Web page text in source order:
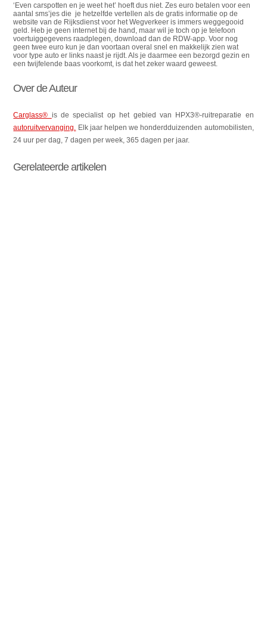
‘Even carspotten en je weet het’ hoeft dus niet. Zes euro betalen voor een
aantal sms’jes die je hetzelfde vertellen als de gratis informatie op de
website van de Rijksdienst voor het Wegverkeer is immers weggegooid
geld. Heb je geen internet bij de hand, maar wil je toch op je telefoon
voertuiggegevens raadplegen, download dan de RDW-app. Voor nog
geen twee euro kun je dan voortaan overal snel en makkelijk zien wat
voor type auto er links naast je rijdt. Als je daarmee een bezorgd gezin en
een twijfelende baas voorkomt, is dat het zeker waard geweest.
Over de Auteur
Carglass® is de specialist op het gebied van HPX3®-ruitreparatie en
autoruitvervanging. Elk jaar helpen we honderdduizenden automobilisten,
24 uur per dag, 7 dagen per week, 365 dagen per jaar.
Gerelateerde artikelen